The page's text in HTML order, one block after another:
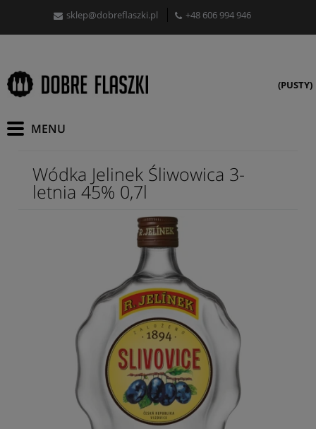
sklep@dobreflaszki.pl +48 606 994 946
(PUSTY)
Wódka Jelinek Śliwowica 3-
letnia 45% 0,7l